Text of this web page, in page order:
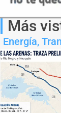
Más
Energía,